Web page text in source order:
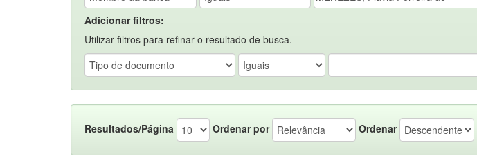
Adicionar filtros:
Utilizar filtros para refinar o resultado de busca.
Resultados/Página Ordenar por Ordenar